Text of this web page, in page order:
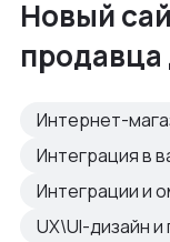
Новый
продавца
Интернет-
Интеграция в
Интеграции и
UX\UI-дизайн